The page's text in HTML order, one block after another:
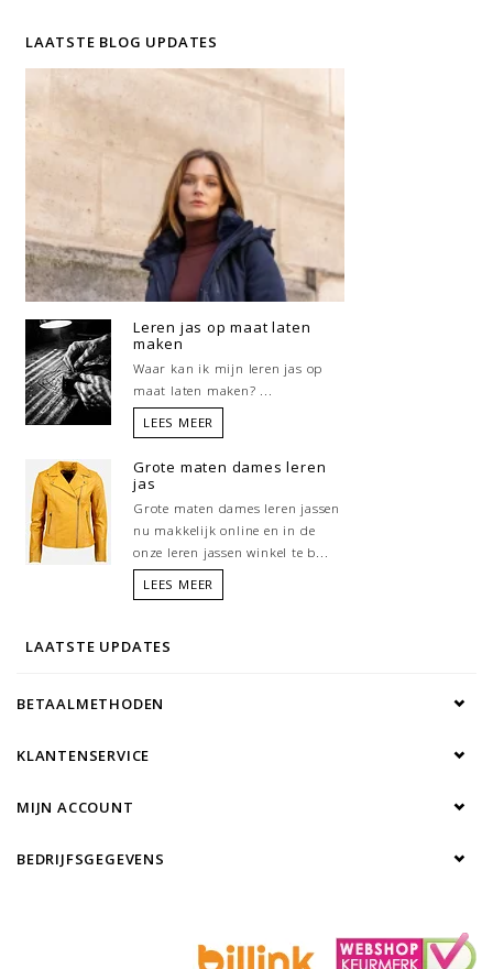
LAATSTE BLOG UPDATES
Leren jas op maat laten
maken
Waar kan ik mijn leren jas op
maat laten maken? ...
LEES MEER
Grote maten dames leren
jas
Grote maten dames leren jassen
nu makkelijk online en in de
onze leren jassen winkel te b...
LEES MEER
LAATSTE UPDATES
BETAALMETHODEN
KLANTENSERVICE
MIJN ACCOUNT
BEDRIJFSGEGEVENS